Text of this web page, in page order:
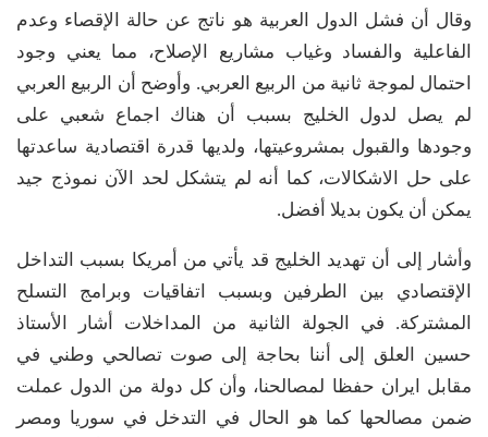
وقال أن فشل الدول العربية هو ناتج عن حالة الإقصاء وعدم
الفاعلية والفساد وغياب مشاريع الإصلاح، مما يعني وجود
احتمال لموجة ثانية من الربيع العربي. وأوضح أن الربيع العربي
لم يصل لدول الخليج بسبب أن هناك اجماع شعبي على
وجودها والقبول بمشروعيتها، ولديها قدرة اقتصادية ساعدتها
على حل الاشكالات، كما أنه لم يتشكل لحد الآن نموذج جيد
يمكن أن يكون بديلا أفضل.
وأشار إلى أن تهديد الخليج قد يأتي من أمريكا بسبب التداخل
الإقتصادي بين الطرفين وبسبب اتفاقيات وبرامج التسلح
المشتركة. في الجولة الثانية من المداخلات أشار الأستاذ
حسين العلق إلى أننا بحاجة إلى صوت تصالحي وطني في
مقابل ايران حفظا لمصالحنا، وأن كل دولة من الدول عملت
ضمن مصالحها كما هو الحال في التدخل في سوريا ومصر